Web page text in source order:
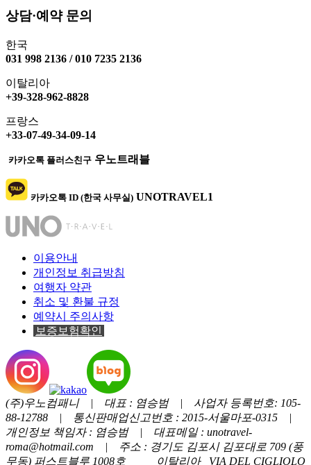
상담·예약 문의
한국
031 998 2136 / 010 7235 2136
이탈리아
+39-328-962-8828
프랑스
+33-07-49-34-09-14
카카오톡 플러스친구 우노트래블
카카오톡 ID (한국 사무실) UNOTRAVEL1
이용안내
개인정보 취급방침
여행자 약관
취소 및 환불 규정
예약시 주의사항
보증보험확인
(주)우노컴패니 | 대표 : 염승범 | 사업자 등록번호: 105-
88-12788 | 통신판매업신고번호 : 2015-서울마포-0315 |
개인정보 책임자 : 염승범 | 대표메일 : unotravel-
roma@hotmail.com | 주소 : 경기도 김포시 김포대로 709 (풍
무동) 퍼스트블루 1008호 이탈리아 VIA DEL CIGLIOLO